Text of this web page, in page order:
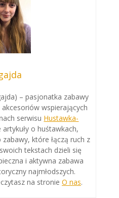
– pasjonatka zabawy
wspierających
serwisu Hustawka-
artykuły o huśtawkach,
które łączą ruch z
tekstach dzieli się
i aktywna zabawa
najmłodszych.
na stronie O nas.